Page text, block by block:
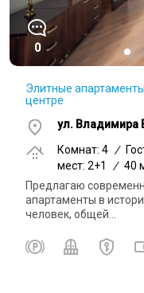
0
Элитные
центре
ул. Владимира
Комнат: 4 /
мест: 2+1
/ 40
Предлагаю
апартаменты в
человек, общей...